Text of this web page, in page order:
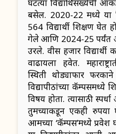
घटत्या विद्यार्थिसंख्येची
बसेल. 2020-22 मध्ये या
564 विद्यार्थी शिक्षण
गेले आणि 2024-25 पर्यंत
उरले. वीस हजार विद्यार्थी
वाढायला हवेत.
स्थिती थोड्याफार
विद्यापीठांच्या कॅम्पसमध्ये
विषय होता. त्यासाठी
तुमच्याकडून एकही रुपया
आमच्या ‘कॅम्पस’मध्ये प्रवेश